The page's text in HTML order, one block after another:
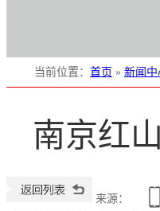
当前位置 ： 首页 » 新闻中
南京红
来源：